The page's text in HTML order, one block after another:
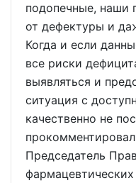
подопечные, наши
от дефектуры и
Когда и если
все риски
выявляться и
ситуация с
качественно не
Председатель